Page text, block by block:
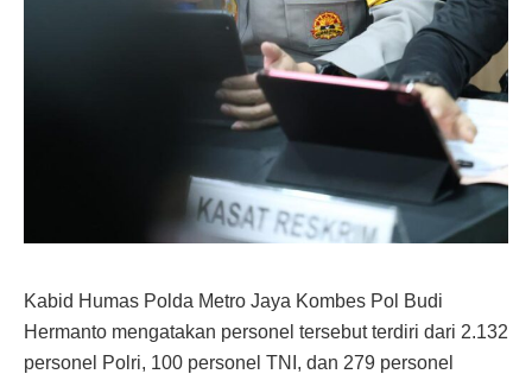
Kabid Humas Polda Metro Jaya Kombes Pol Budi
Hermanto mengatakan personel tersebut terdiri dari 2.132
personel Polri, 100 personel TNI, dan 279 personel